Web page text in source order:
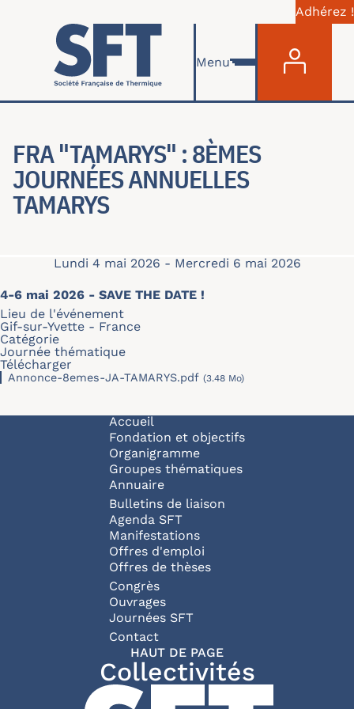
Aller au contenu principal
Adhérez !
Menu
FRA "TAMARYS" : 8ÈMES
JOURNÉES ANNUELLES
TAMARYS
Lundi 4 mai 2026 - Mercredi 6 mai 2026
4-6 mai 2026 - SAVE THE DATE !
Lieu de l'événement
Gif-sur-Yvette - France
Catégorie
Journée thématique
Télécharger
Annonce-8emes-JA-TAMARYS.pdf (3.48 Mo)
Navigation principale
Accueil
Fondation et objectifs
Organigramme
Groupes thématiques
Annuaire
Bulletins de liaison
Agenda SFT
Manifestations
Offres d'emploi
Offres de thèses
Congrès
Ouvrages
Journées SFT
Pied de page
Contact
HAUT DE PAGE
Collectivités